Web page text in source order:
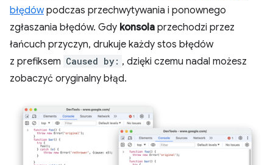
błędówpodczas przechwytywania i ponownego
zgłaszania błędów. Gdy konsola przechodzi przez
łańcuch przyczyn, drukuje każdy stos błędów
z prefiksem Caused by: , dzięki czemu nadal możesz
zobaczyć oryginalny błąd.